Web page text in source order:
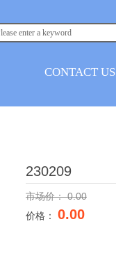
CONTACT US
230209
市场价：0.00
价格： 0.00